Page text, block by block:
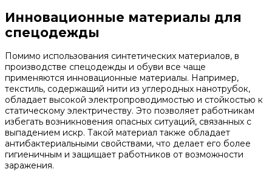
Инновационные материалы для
спецодежды
Помимо использования синтетических материалов, в
производстве спецодежды и обуви все чаще
применяются инновационные материалы. Например,
текстиль, содержащий нити из углеродных нанотрубок,
обладает высокой электропроводимостью и стойкостью к
статическому электричеству. Это позволяет работникам
избегать возникновения опасных ситуаций, связанных с
выпадением искр. Такой материал также обладает
антибактериальными свойствами, что делает его более
гигиеничным и защищает работников от возможности
заражения.